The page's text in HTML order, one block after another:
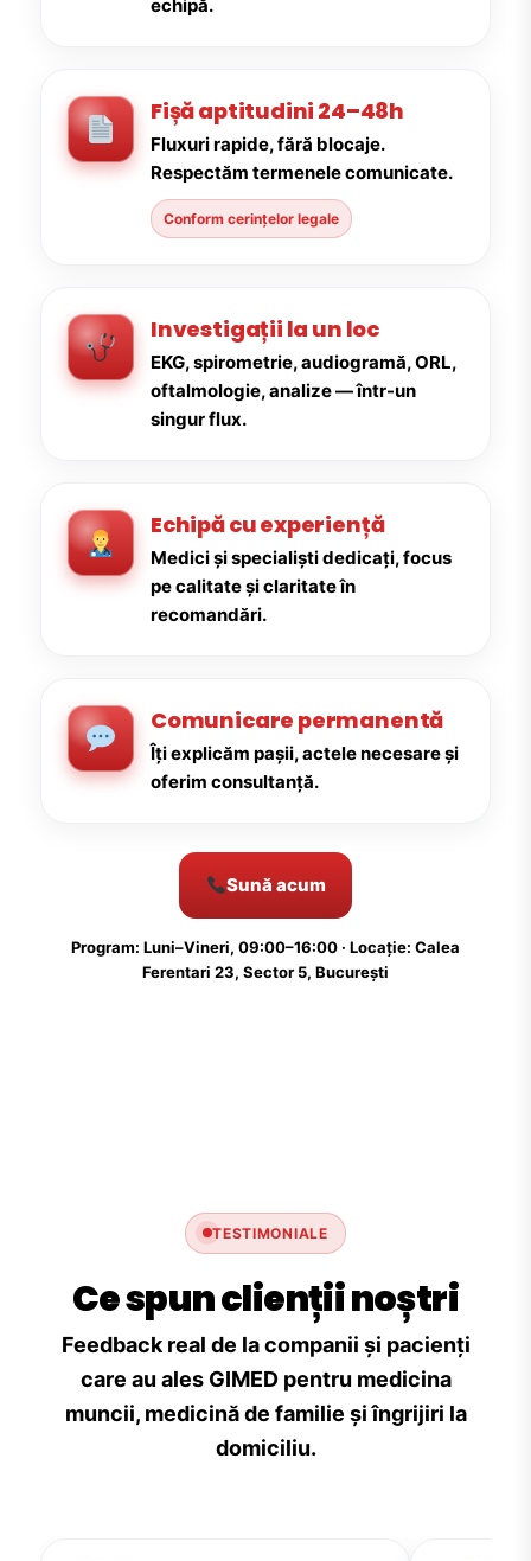
echipă.
Fișă aptitudini 24–48h
Fluxuri rapide, fără blocaje.
Respectăm termenele comunicate.
Conform cerințelor legale
Investigații la un loc
EKG, spirometrie, audiogramă, ORL,
oftalmologie, analize — într-un
singur flux.
Echipă cu experiență
Medici și specialiști dedicați, focus
pe calitate și claritate în
recomandări.
Comunicare permanentă
Îți explicăm pașii, actele necesare și
oferim consultanță.
Sună acum
Program: Luni–Vineri, 09:00–16:00 · Locație: Calea
Ferentari 23, Sector 5, București
TESTIMONIALE
Ce spun clienții noștri
Feedback real de la companii și pacienți
care au ales GIMED pentru medicina
muncii, medicină de familie și îngrijiri la
domiciliu.